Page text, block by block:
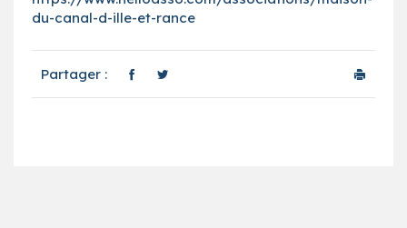
du-canal-d-ille-et-rance
Partager :